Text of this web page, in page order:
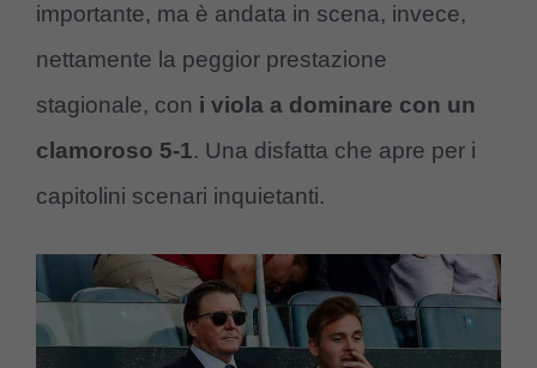
importante, ma è andata in scena, invece,
nettamente la peggior prestazione
stagionale, con i viola a dominare con un
clamoroso 5-1. Una disfatta che apre per i
capitolini scenari inquietanti.